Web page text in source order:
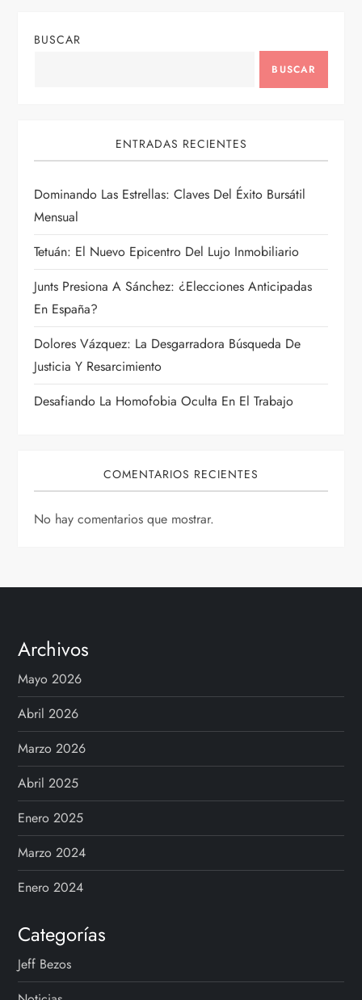
e
n
t
r
a
d
a
BUSCAR
BUSCAR
ENTRADAS RECIENTES
Dominando Las Estrellas: Claves Del Éxito Bursátil
Mensual
Tetuán: El Nuevo Epicentro Del Lujo Inmobiliario
Junts Presiona A Sánchez: ¿Elecciones Anticipadas
En España?
Dolores Vázquez: La Desgarradora Búsqueda De
Justicia Y Resarcimiento
Desafiando La Homofobia Oculta En El Trabajo
COMENTARIOS RECIENTES
No hay comentarios que mostrar.
Archivos
Mayo 2026
Abril 2026
Marzo 2026
Abril 2025
Enero 2025
Marzo 2024
Enero 2024
Categorías
Jeff Bezos